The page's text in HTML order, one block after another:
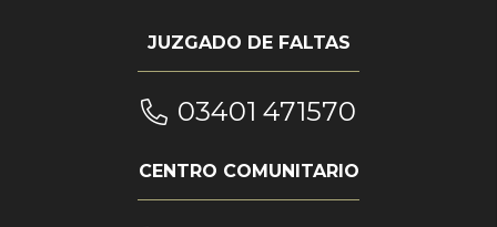
JUZGADO DE FALTAS
03401 471570
CENTRO COMUNITARIO